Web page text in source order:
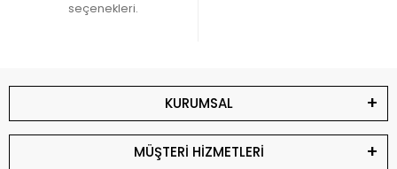
Güvercin Eczanesi'nde muhabbet kuşlarının farklı bakım
seçenekleri.
KURUMSAL
MÜŞTERİ HİZMETLERİ